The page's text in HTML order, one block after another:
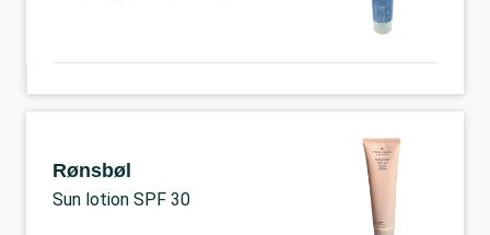
Rønsbøl
Sun lotion SPF 30